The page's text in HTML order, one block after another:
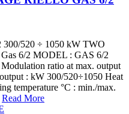
520 ÷ 1050 kW TWO
6/2 MODEL : GAS 6/2
ratio at max. output
: kW 300/520÷1050 Heat
temperature °C : min./max.
Read More